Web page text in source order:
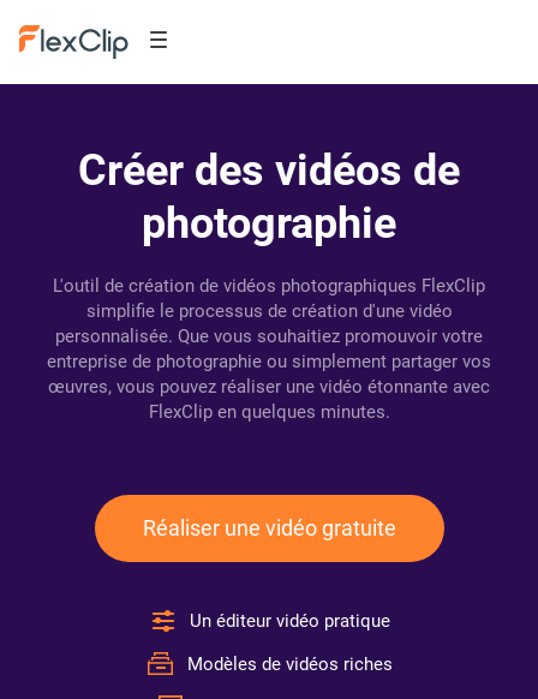
Créer des vidéos de
photographie
L'outil de création de vidéos photographiques FlexClip
simplifie le processus de création d'une vidéo
personnalisée. Que vous souhaitiez promouvoir votre
entreprise de photographie ou simplement partager vos
œuvres, vous pouvez réaliser une vidéo étonnante avec
FlexClip en quelques minutes.
Réaliser une vidéo gratuite
Un éditeur vidéo pratique
Modèles de vidéos riches